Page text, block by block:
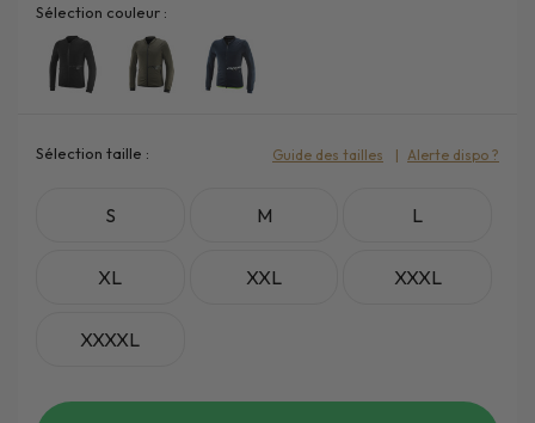
Sélection couleur :
Sélection taille :
S M L
XL XXL XXXL
XXXXL
Guide des tailles Alerte dispo ?